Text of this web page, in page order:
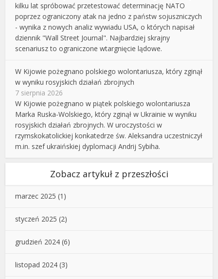
kilku lat spróbować przetestować determinację NATO
poprzez ograniczony atak na jedno z państw sojuszniczych
- wynika z nowych analiz wywiadu USA, o których napisał
dziennik "Wall Street Journal". Najbardziej skrajny
scenariusz to ograniczone wtargnięcie lądowe.
W Kijowie pożegnano polskiego wolontariusza, który zginął
w wyniku rosyjskich działań zbrojnych
7 sierpnia 2026
W Kijowie pożegnano w piątek polskiego wolontariusza
Marka Ruska-Wolskiego, który zginął w Ukrainie w wyniku
rosyjskich działań zbrojnych. W uroczystości w
rzymskokatolickiej konkatedrze św. Aleksandra uczestniczył
m.in. szef ukraińskiej dyplomacji Andrij Sybiha.
Zobacz artykuł z przeszłości
marzec 2025 (1)
styczeń 2025 (2)
grudzień 2024 (6)
listopad 2024 (3)